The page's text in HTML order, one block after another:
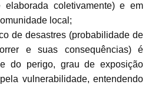
coletivamente) e em
local;
de desastres (probabilidade de
e suas consequências) é
do perigo, grau de exposição
vulnerabilidade, entendendo